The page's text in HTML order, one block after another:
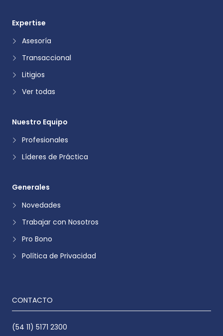
Expertise
Asesoría
Transaccional
Litigios
Ver todas
Nuestro Equipo
Profesionales
Líderes de Práctica
Generales
Novedades
Trabajar con Nosotros
Pro Bono
Política de Privacidad
CONTACTO
(54 11) 5171 2300